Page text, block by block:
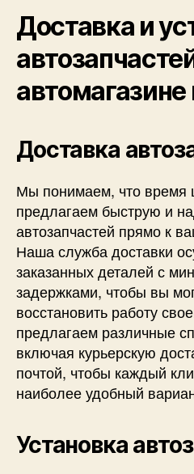
Доставка и
Доставка
Мы понимаем, что время
предлагаем быструю и
автозапчастей прямо к
Наша служба доставки
заказанных деталей с
задержками, чтобы вы
восстановить работу
предлагаем различные
включая курьерскую
почтой, чтобы каждый
наиболее удобный
Установка